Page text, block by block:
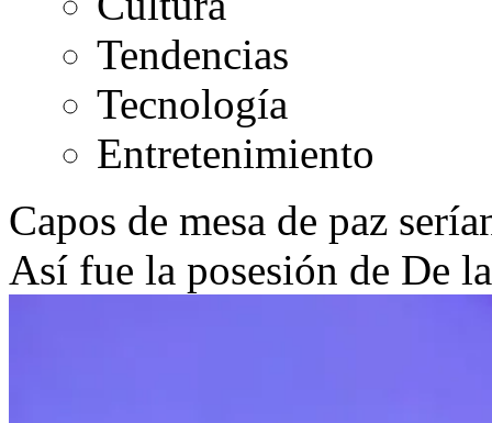
Tendencias
Tecnología
Entretenimiento
Capos de mesa de paz
Así fue la posesión de De